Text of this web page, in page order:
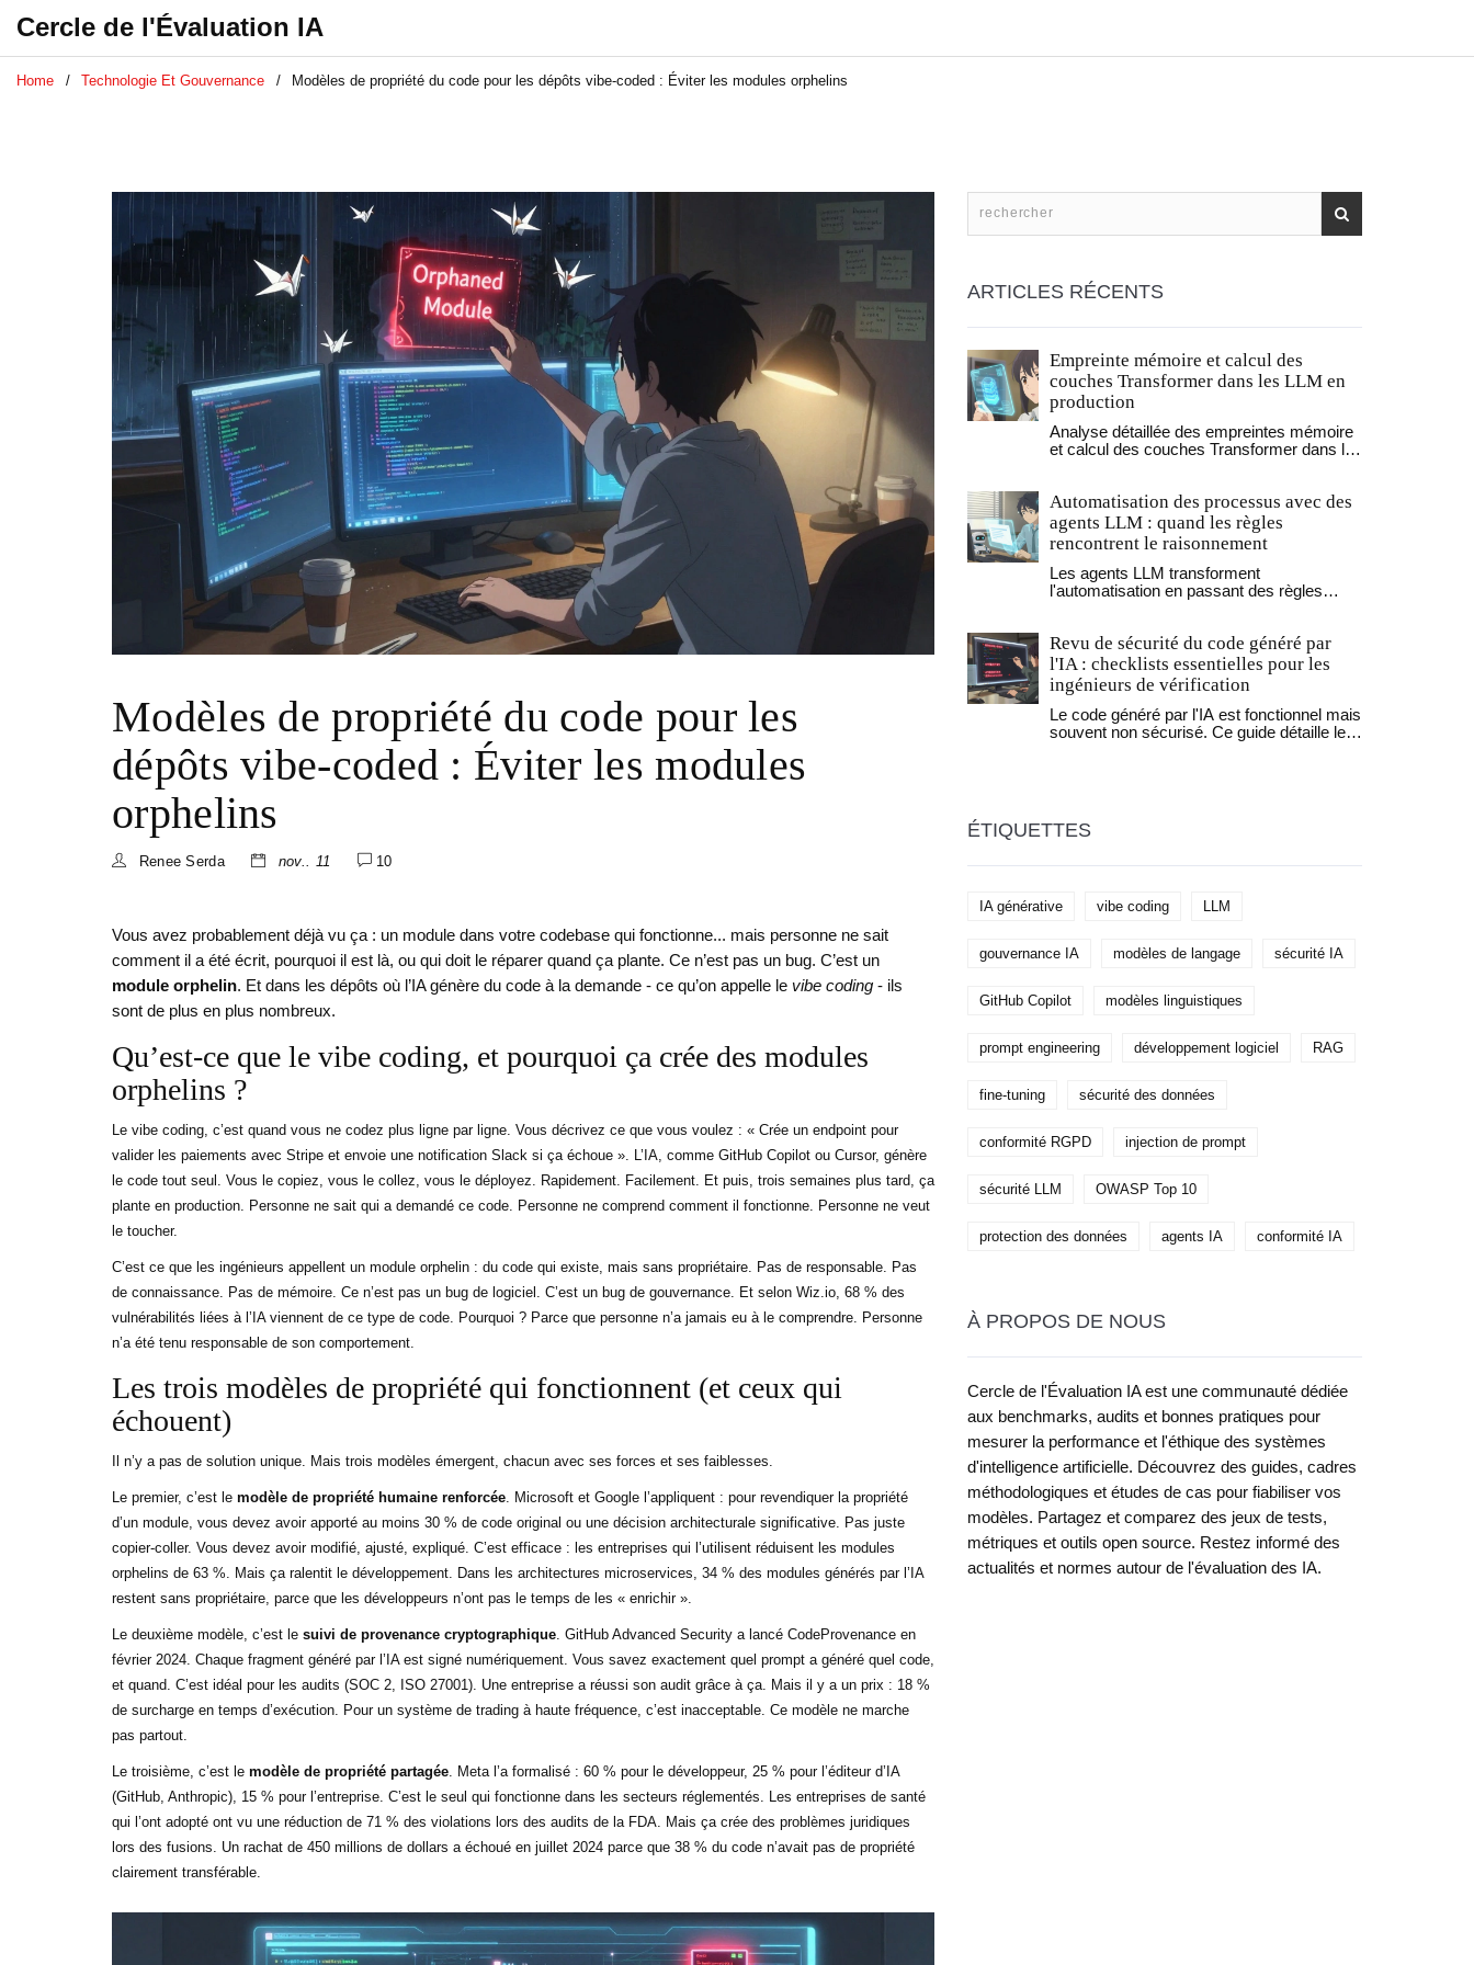
Cercle de l'Évaluation IA
Home Technologie Et Gouvernance Modèles de propriété du code pour les dépôts vibe-coded : Éviter les modules orphelins
Modèles de propriété du code pour les
dépôts vibe-coded : Éviter les modules
orphelins
Renee Serda nov.. 11 10
Vous avez probablement déjà vu ça : un module dans votre codebase qui fonctionne... mais personne ne sait
comment il a été écrit, pourquoi il est là, ou qui doit le réparer quand ça plante. Ce n’est pas un bug. C’est un
module orphelin. Et dans les dépôts où l’IA génère du code à la demande - ce qu’on appelle le vibe coding - ils
sont de plus en plus nombreux.
Qu’est-ce que le vibe coding, et pourquoi ça crée des modules
orphelins ?
Le vibe coding, c’est quand vous ne codez plus ligne par ligne. Vous décrivez ce que vous voulez : « Crée un endpoint pour
valider les paiements avec Stripe et envoie une notification Slack si ça échoue ». L’IA, comme GitHub Copilot ou Cursor, génère
le code tout seul. Vous le copiez, vous le collez, vous le déployez. Rapidement. Facilement. Et puis, trois semaines plus tard, ça
plante en production. Personne ne sait qui a demandé ce code. Personne ne comprend comment il fonctionne. Personne ne veut
le toucher.
C’est ce que les ingénieurs appellent un module orphelin : du code qui existe, mais sans propriétaire. Pas de responsable. Pas
de connaissance. Pas de mémoire. Ce n’est pas un bug de logiciel. C’est un bug de gouvernance. Et selon Wiz.io, 68 % des
vulnérabilités liées à l’IA viennent de ce type de code. Pourquoi ? Parce que personne n’a jamais eu à le comprendre. Personne
n’a été tenu responsable de son comportement.
Les trois modèles de propriété qui fonctionnent (et ceux qui
échouent)
Il n’y a pas de solution unique. Mais trois modèles émergent, chacun avec ses forces et ses faiblesses.
Le premier, c’est le modèle de propriété humaine renforcée . Microsoft et Google l’appliquent : pour revendiquer la propriété
d’un module, vous devez avoir apporté au moins 30 % de code original ou une décision architecturale significative. Pas juste
copier-coller. Vous devez avoir modifié, ajusté, expliqué. C’est efficace : les entreprises qui l’utilisent réduisent les modules
orphelins de 63 %. Mais ça ralentit le développement. Dans les architectures microservices, 34 % des modules générés par l’IA
restent sans propriétaire, parce que les développeurs n’ont pas le temps de les « enrichir ».
Le deuxième modèle, c’est le suivi de provenance cryptographique . GitHub Advanced Security a lancé CodeProvenance en
février 2024. Chaque fragment généré par l’IA est signé numériquement. Vous savez exactement quel prompt a généré quel code,
et quand. C’est idéal pour les audits (SOC 2, ISO 27001). Une entreprise a réussi son audit grâce à ça. Mais il y a un prix : 18 %
de surcharge en temps d’exécution. Pour un système de trading à haute fréquence, c’est inacceptable. Ce modèle ne marche
pas partout.
Le troisième, c’est le modèle de propriété partagée . Meta l’a formalisé : 60 % pour le développeur, 25 % pour l’éditeur d’IA
(GitHub, Anthropic), 15 % pour l’entreprise. C’est le seul qui fonctionne dans les secteurs réglementés. Les entreprises de santé
qui l’ont adopté ont vu une réduction de 71 % des violations lors des audits de la FDA. Mais ça crée des problèmes juridiques
lors des fusions. Un rachat de 450 millions de dollars a échoué en juillet 2024 parce que 38 % du code n’avait pas de propriété
clairement transférable.
ARTICLES RÉCENTS
Empreinte mémoire et calcul des
couches Transformer dans les LLM en
production
Analyse détaillée des empreintes mémoire
et calcul des couches Transformer dans les
FlashAttention et choisir la bonne stratégie
de quantification pour réduire les coûts
d'inférence.
Automatisation des processus avec des
agents LLM : quand les règles
rencontrent le raisonnement
Les agents LLM transforment
l'automatisation en passant des règles
avantages réels, leurs limites, et comment
les implémenter sans erreur.
Revu de sécurité du code généré par
l'IA : checklists essentielles pour les
ingénieurs de vérification
Le code généré par l'IA est fonctionnel mais
souvent non sécurisé. Ce guide détaille les
exposées et les erreurs de contrôle
d'accès.
ÉTIQUETTES
IA générative vibe coding LLM
gouvernance IA modèles de langage sécurité IA
GitHub Copilot modèles linguistiques
prompt engineering développement logiciel RAG
fine-tuning sécurité des données
conformité RGPD injection de prompt
sécurité LLM OWASP Top 10
protection des données agents IA conformité IA
À PROPOS DE NOUS
Cercle de l'Évaluation IA est une communauté dédiée
aux benchmarks, audits et bonnes pratiques pour
mesurer la performance et l'éthique des systèmes
d'intelligence artificielle. Découvrez des guides, cadres
méthodologiques et études de cas pour fiabiliser vos
modèles. Partagez et comparez des jeux de tests,
métriques et outils open source. Restez informé des
actualités et normes autour de l'évaluation des IA.